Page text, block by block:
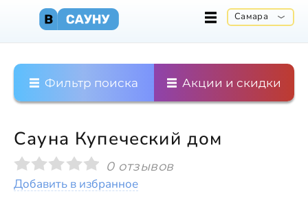
Самара
Фильтр поиска Акции и скидки
Сауна Купеческий дом
0 отзывов
Добавить в избранное